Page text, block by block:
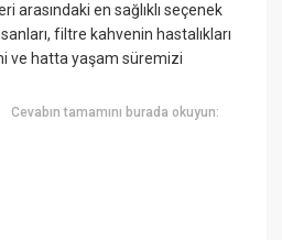
arasındaki en sağlıklı seçenek
filtre kahvenin hastalıkları
ve hatta yaşam süremizi
Cevabın tamamını burada okuyun: